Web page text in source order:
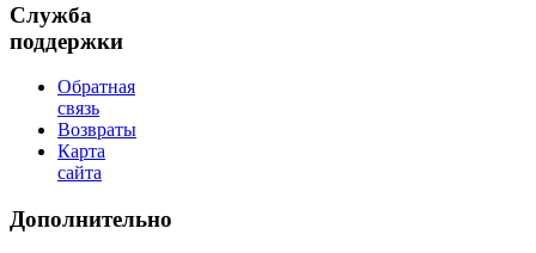
Служба
поддержки
Обратная
связь
Возвраты
Карта
сайта
Дополнительно